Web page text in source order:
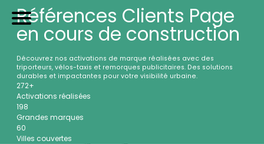
Accueil
Nos véhicules
Références
Références Clients Page
en cours de construction
Découvrez nos activations de marque réalisées avec des
triporteurs, vélos-taxis et remorques publicitaires. Des solutions
durables et impactantes pour votre visibilité urbaine.
272+
Activations réalisées
198
Grandes marques
60
Villes couvertes
Filtres
54références trouvées
Page 1 sur 1